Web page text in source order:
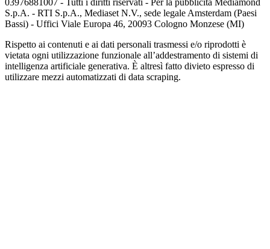
S.p.A. - RTI S.p.A., Mediaset N.V., sede legale Amsterdam (Paesi
Bassi) - Uffici Viale Europa 46, 20093 Cologno Monzese (MI)
Rispetto ai contenuti e ai dati personali trasmessi e/o riprodotti è
vietata ogni utilizzazione funzionale all’addestramento di sistemi di
intelligenza artificiale generativa. È altresì fatto divieto espresso di
utilizzare mezzi automatizzati di data scraping.